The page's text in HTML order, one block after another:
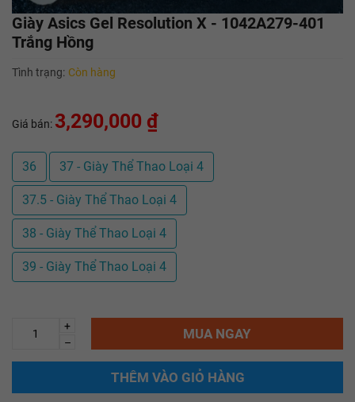
Giày Asics Gel Resolution X - 1042A279-401
Trắng Hồng
Tình trạng: Còn hàng
Giá bán: 3,290,000 ₫
36 37 - Giày Thể Thao Loại 4
37.5 - Giày Thể Thao Loại 4
38 - Giày Thể Thao Loại 4
39 - Giày Thể Thao Loại 4
+
–
MUA NGAY
THÊM VÀO GIỎ HÀNG